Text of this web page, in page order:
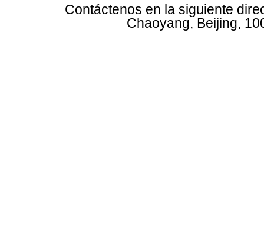
Contáctenos en la siguiente
Chaoyang, Beijing,